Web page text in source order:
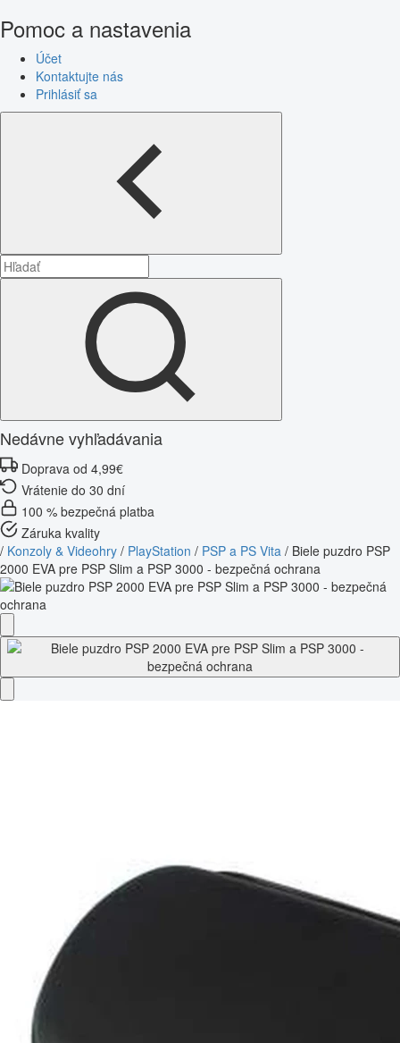
Pomoc a nastavenia
Účet
Kontaktujte nás
Prihlásiť sa
Nedávne vyhľadávania
Doprava od 4,99€
Vrátenie do 30 dní
100 % bezpečná platba
Záruka kvality
/ Konzoly & Videohry / PlayStation / PSP a PS Vita / Biele puzdro PSP
2000 EVA pre PSP Slim a PSP 3000 - bezpečná ochrana